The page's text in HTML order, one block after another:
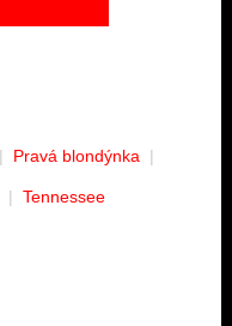
Pravá blondýnka
Tennessee